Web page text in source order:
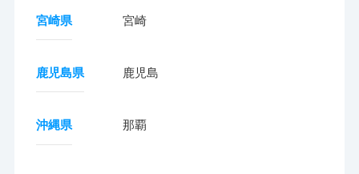
宮崎県 宮崎
鹿児島県 鹿児島
沖縄県 那覇